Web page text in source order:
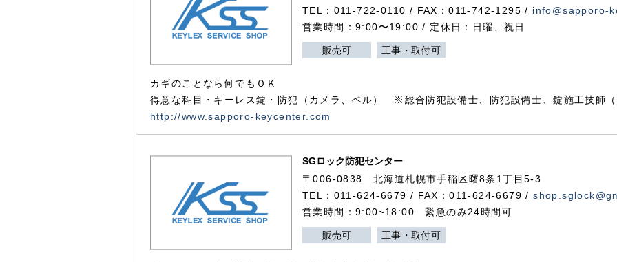
TEL：011-722-0110 / FAX：011-742-1295 / info@sapporo-
営業時間：9:00〜19:00 / 定休日：日曜、祝日
販売可 工事・取付可
カギのことなら何でもＯＫ
得意な科目・キーレス錠・防犯（カメラ、ベル） ※総合防犯設備士、防犯設備士、錠施工技師
http://www.sapporo-keycenter.com
SGロック防犯センター
〒006-0838 北海道札幌市手稲区曙8条1丁目5-3
TEL：011-624-6679 / FAX：011-624-6679 /
営業時間：9:00~18:00 緊急のみ24時間可
販売可 工事・取付可